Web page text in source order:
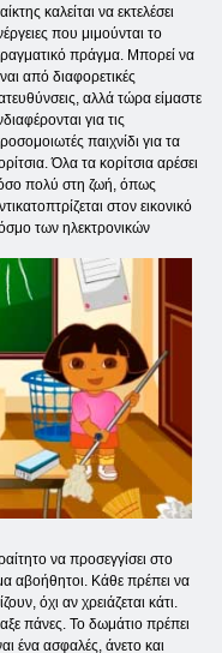
καλείται να εκτελέσει
που μιμούνται το
πράγμα. Μπορεί να
από διαφορετικές
αλλά τώρα είμαστε
για τις
παιχνίδι για τα
Όλα τα κορίτσια αρέσει
πολύ στη ζωή, όπως
στον εικονικό
των ηλεκτρονικών
να προσεγγίσει στο
αβοήθητοι. Κάθε πρέπει να
όχι αν χρειάζεται κάτι.
πάνες. Το δωμάτιο πρέπει
ένα ασφαλές, άνετο και